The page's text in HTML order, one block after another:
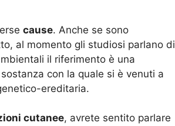
cause. Anche se sono
al momento gli studiosi parlano di
il riferimento è una
con la quale si è venuti a
ereditaria.
cutanee, avrete sentito parlare